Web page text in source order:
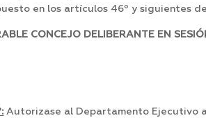
en los artículos 46º y siguientes
CONCEJO DELIBERANTE EN
Autorizase al Departamento Ejecutivo